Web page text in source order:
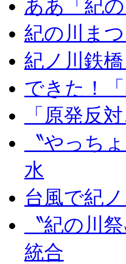
ああ「紀
紀の川ま
紀ノ川鉄
できた！
「原発反
〝やっち
水
台風で紀
〝紀の川
統合